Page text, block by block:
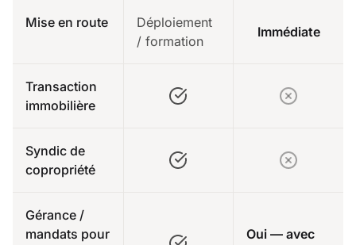
Mise en route
Déploiement
/ formation
Immédiate
Transaction
immobilière
Syndic de
copropriété
Gérance /
mandats pour
Oui — avec